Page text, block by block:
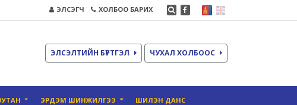
ЭЛСЭГЧ ХОЛБОО БАРИХ
ЭЛСЭЛТИЙН БҮРТГЭЛ ЧУХАЛ ХОЛБООС
ЭРДЭМ ШИНЖИЛГЭЭ ШИЛЭН ДАНС